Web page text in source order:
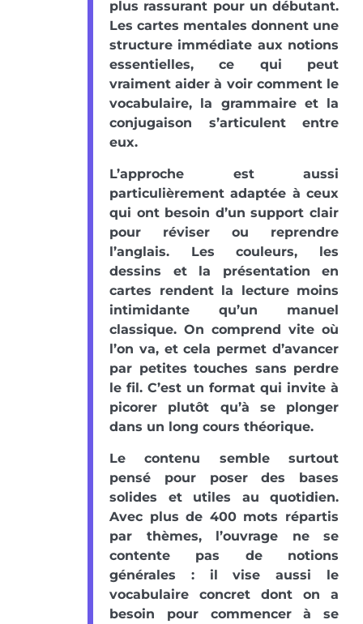
plus rassurant pour un débutant.
Les cartes mentales donnent une
structure immédiate aux notions
essentielles, ce qui peut
vraiment aider à voir comment le
vocabulaire, la grammaire et la
conjugaison s’articulent entre
eux.
L’approche est aussi
particulièrement adaptée à ceux
qui ont besoin d’un support clair
pour réviser ou reprendre
l’anglais. Les couleurs, les
dessins et la présentation en
cartes rendent la lecture moins
intimidante qu’un manuel
classique. On comprend vite où
l’on va, et cela permet d’avancer
par petites touches sans perdre
le fil. C’est un format qui invite à
picorer plutôt qu’à se plonger
dans un long cours théorique.
Le contenu semble surtout
pensé pour poser des bases
solides et utiles au quotidien.
Avec plus de 400 mots répartis
par thèmes, l’ouvrage ne se
contente pas de notions
générales : il vise aussi le
vocabulaire concret dont on a
besoin pour commencer à se